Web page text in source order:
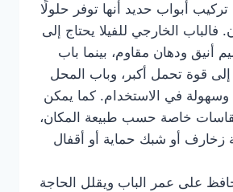
تركيب أبواب حديد أنها توفر حلولًا
فالباب الخارجي للفيلا يحتاج إلى
أنيق ودهان مقاوم، بينما باب
إلى قوة تحمل أكبر، وباب المحل
وسهولة في الاستخدام. كما يمكن
خاصة حسب طبيعة المكان،
زخارف أو شبك حماية أو أقفال
على عمر الباب ويقلل الحاجة